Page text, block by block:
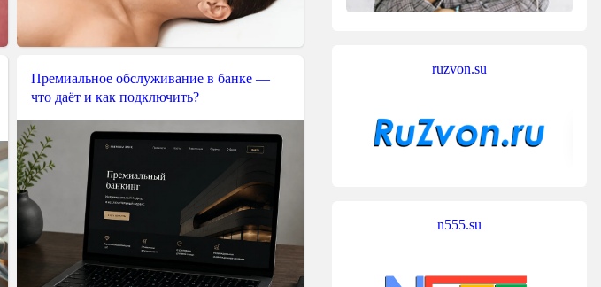
Премиальное обслуживание в банке —
что даёт и как подключить?
ruzvon.su
n555.su